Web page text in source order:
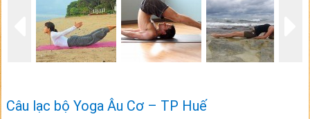
Câu lạc bộ Yoga Âu Cơ – TP Huế